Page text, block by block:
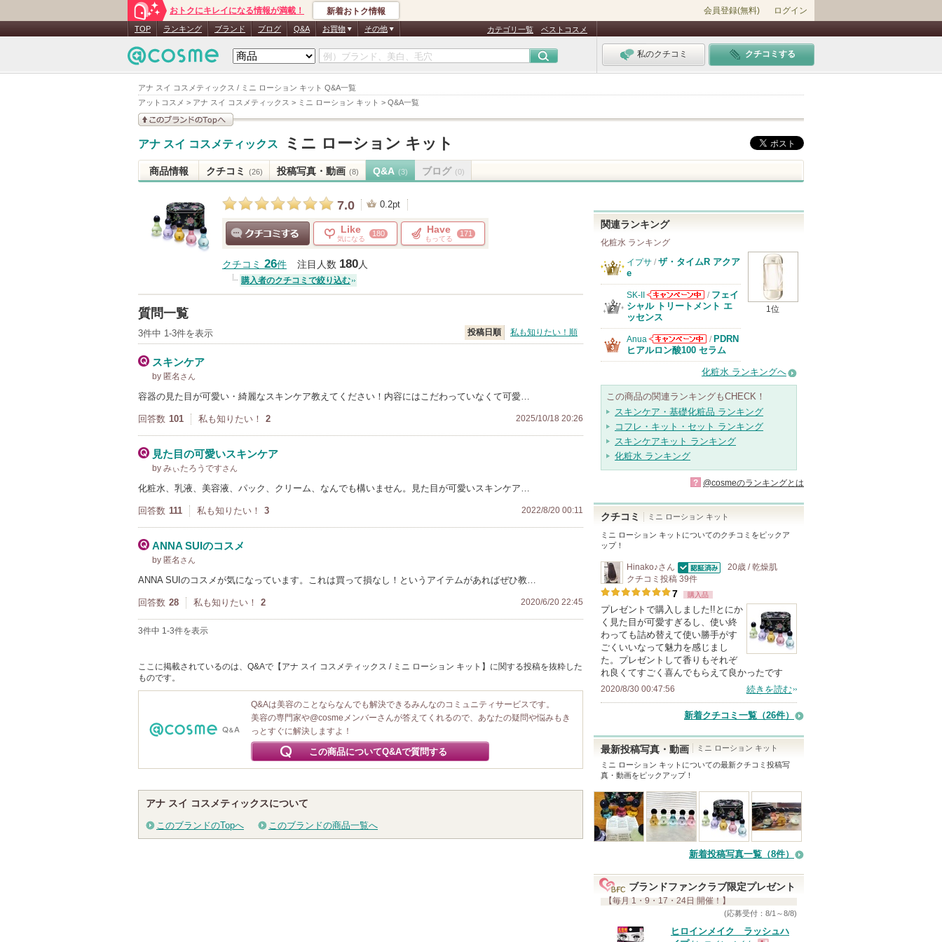
アナ スイ コスメティックス / ミニ ローション キット Q&A一覧
アットコスメ > アナ スイ コスメティックス > ミニ ローション キット > Q&A一覧
おトクにキレイになる情報が満載！ 新着おトク情報 会員登録(無料) ログイン
TOP ランキング ブランド ブログ Q&A お買物 その他 カテゴリ一覧 ベストコスメ
私のクチコミ クチコミする
アナ スイ コスメティックス ミニ ローション キット
商品情報 クチコミ (26) 投稿写真・動画 (8) Q&A (3) ブログ (0)
7.0 0.2pt
Like
気になる
180 Have
もってる
171
クチコミ 26件 注目人数 180人
購入者のクチコミで絞り込む
質問一覧
3件中 1-3件を表示 投稿日順 私も知りたい！順
スキンケア
by 匿名 さん
容器の見た目が可愛い・綺麗なスキンケア教えてください！内容にはこだわっていなくて可愛…
回答数 101 私も知りたい！ 2 2025/10/18 20:26
見た目の可愛いスキンケア
by みぃたろうですさん
化粧水、乳液、美容液、パック、クリーム、なんでも構いません。見た目が可愛いスキンケア…
回答数 111 私も知りたい！ 3 2022/8/20 00:11
ANNA SUIのコスメ
by 匿名 さん
ANNA SUIのコスメが気になっています。これは買って損なし！というアイテムがあればぜひ教…
回答数 28 私も知りたい！ 2 2020/6/20 22:45
3件中 1-3件を表示
ここに掲載されているのは、Q&Aで【アナ スイ コスメティックス / ミニ ローション キット】に関する投稿を抜粋した
ものです。
Q&Aは美容のことならなんでも解決できるみんなのコミュニティサービスです。
美容の専門家や@cosmeメンバーさんが答えてくれるので、あなたの疑問や悩みもき
っとすぐに解決しますよ！
この商品についてQ&Aで質問する
アナ スイ コスメティックスについて
このブランドのTopへ このブランドの商品一覧へ
関連ランキング
化粧水 ランキング
1位
イプサ / ザ・タイムR アクア
e
SK-II
SK-IIからのお
知らせがありま
/ フェイ
シャル トリートメント エ
ッセンス
Anua
Anuaからのお
知らせがありま
/ PDRN
ヒアルロン酸100 セラム
化粧水 ランキングへ
この商品の関連ランキングもCHECK！
スキンケア・基礎化粧品 ランキング
コフレ・キット・セット ランキング
スキンケアキット ランキング
化粧水 ランキング
? @cosmeのランキングとは
クチコミ ミニ ローション キット
ミニ ローション キット についてのクチコミをピックア
ップ！
Hinako♪さん
認証済
20歳 / 乾燥肌
クチコミ投稿 39件
7 購入品
プレゼントで購入しました!!とにか
く見た目が可愛すぎるし、使い終
わっても詰め替えて使い勝手がす
ごくいいなって魅力を感じまし
た。プレゼントして香りもそれぞ
れ良くてすごく喜んでもらえて良かったです
2020/8/30 00:47:56 続きを読む
新着クチコミ一覧 （26件）
最新投稿写真・動画
ミニ ローション キット
ミニ ローション キット についての最新クチコミ投稿写
真・動画をピックアップ！
新着投稿写真一覧（8件）
ブランドファンクラブ限定プレゼント
【毎月 1・9・17・24日 開催！】
(応募受付：8/1～8/8)
ヒロインメイク ラッシュハ